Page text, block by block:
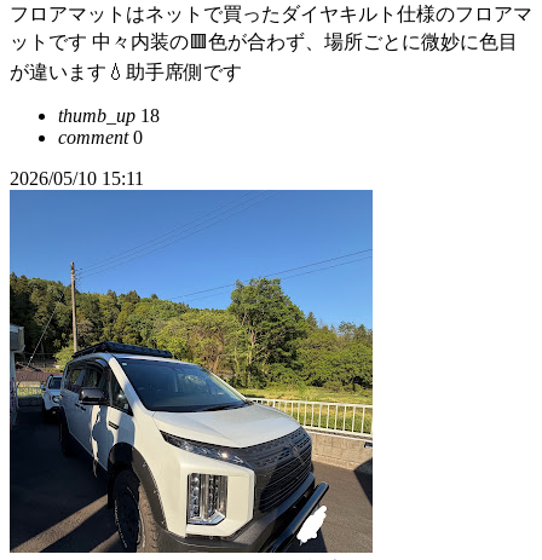
フロアマットはネットで買ったダイヤキルト仕様のフロアマ
ットです 中々内装の🟥色が合わず、場所ごとに微妙に色目
が違います💧助手席側です
thumb_up 18
comment0
2026/05/10 15:11